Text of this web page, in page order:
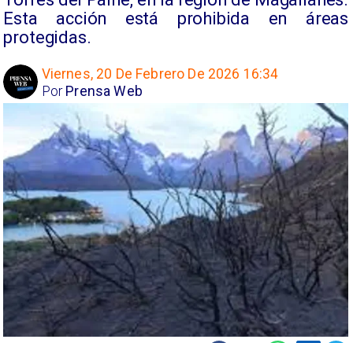
Esta acción está prohibida en áreas
protegidas.
Viernes, 20 De Febrero De 2026 16:34
Prensa Web
Por